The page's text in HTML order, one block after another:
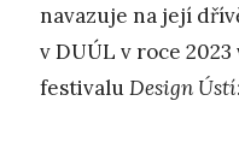
navazuje na její
v DUÚL v roce
festivaluDesign